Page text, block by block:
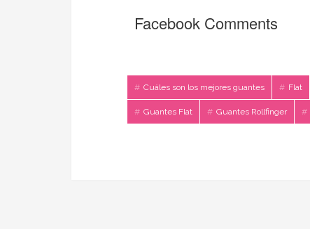
Facebook Comments
Cuáles son los mejores guantes Flat
Guantes Flat Guantes Rollfinger